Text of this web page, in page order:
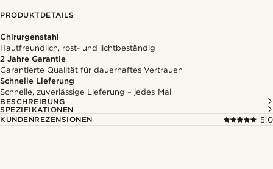
PRODUKTDETAILS
Chirurgenstahl
Hautfreundlich, rost- und lichtbeständig
2 Jahre Garantie
Garantierte Qualität für dauerhaftes Vertrauen
Schnelle Lieferung
Schnelle, zuverlässige Lieferung – jedes Mal
BESCHREIBUNG
SPEZIFIKATIONEN
KUNDENREZENSIONEN
5.0